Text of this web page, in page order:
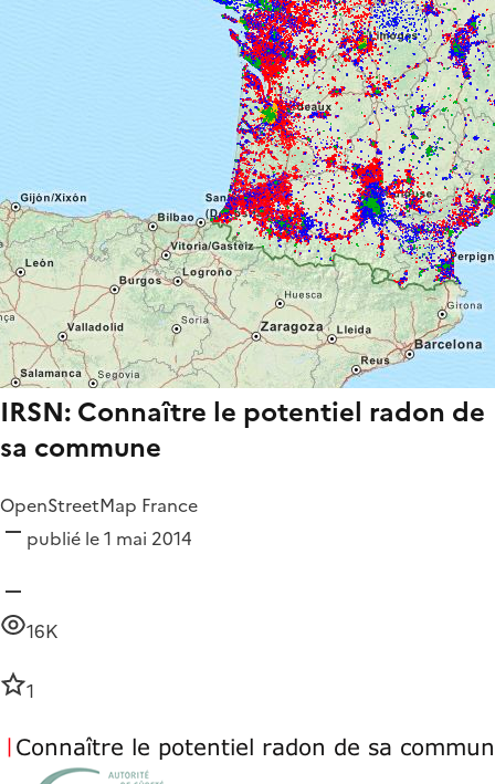
IRSN: Connaître le potentiel radon de
sa commune
OpenStreetMap France
publié le 1 mai 2014
16K
1